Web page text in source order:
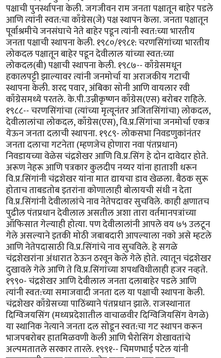
पक्षाची पुनर्स्थापना केली. जगजीवन राम जनता पक्षातून बाहेर पडले
आणि त्यांनी स्वत:चा काँग्रेस(जे) पक्ष स्थापन केला. जनता पक्षातून
पूर्वाश्रमीचे जनसंघाचे नेते बाहेर पडून त्यांनी स्वत:च्या भारतीय
जनता पक्षाची स्थापना केली. १९८०/१९८१: चरणसिंगांच्या भारतीय
लोकदल पक्षातून बाहेर पडून देवीलाल यांच्या स्वत:च्या
लोकदल(बी) पक्षाची स्थापना केली. १९८७-- काँग्रेसमधून
हकालपट्टी झाल्यावर त्यांनी जनमोर्चा या अराजकीय गटाची
स्थापना केली. शरद पवार, अंबिका सोनी आणि वायलार रवी
काँग्रेसमध्ये परतले. के.पी.उन्नीकृष्णन काँग्रेस(एस) बरोबर राहिले.
१९८८-- चरणसिंगांचा (त्यांच्या मृत्यूनंतर अजितसिंगांचा) लोकदल,
देवीलालांचा लोकदल, काँग्रेस(एस), वि.प्र.सिंगांचा जनमोर्चा एकत्र
येऊन जनता दलाची स्थापना. १९८९- लोकसभा निवडणुकांनंतर
जनता दलाचा गटनेता (म्हणजेच होणारा नवा पंतप्रधान)
निवडायच्या वेळेस चंद्रशेखर आणि वि.प्र.सिंग हे दोन दावेदार होते.
अरूण नेहरू आणि पत्रकार कुलदीप नय्यर यांना हाताशी धरून
वि.प्र.सिंगांनी चंद्रशेखर यांना मात द्यायचा डाव खेळला. बैठक सुरू
होताच ताबडतोब इतरांना कोणालाही बोलायची संधी न देता
वि.प्र.सिंगांनी देवीलालांचे नाव नेतेपदावर सुचविले. काही क्षणातच
पुढील पंतप्रधान देवीलाल असतील अशा तारा वर्तमानपत्रांच्या
ऑफिसात गेल्याही होत्या. पण देवीलालांनी आपले वय ७५ उलटून
गेले असल्याने इतकी मोठी जबाबदारी आपल्याला नको असे म्हटले
आणि नेतेपदासाठी वि.प्र.सिंगांचे नाव सुचविले. हे सगळे
चंद्रशेखरांना अंधारात ठेऊन ठरवून केले गेले होते. त्यातून चंद्रशेखर
दुखावले गेले आणि ते वि.प्र.सिंगांच्या शपथविधीलाही हजर नव्हते.
१९९०- चंद्रशेखर आणि देवीलाल जनता दलाबाहेर पडले आणि
त्यांनी स्वत:च्या समाजवादी जनता दल या पक्षाची स्थापना केली.
चंद्रशेखर काँग्रेसच्या पाठिंब्याने पंतप्रधान झाले. राजस्थानात
दिग्विजयसिंग (मध्यप्रदेशातील वाचाळवीर दिग्विजियसिंग वेगळे)
या स्थानिक नेत्याने जनता दल सोडून स्वत:चा गट स्थापन करून
भाजपबरोबर हातमिळवणी केली आणि भैरोसिंग शेखावतांचे
अल्पमतातले सरकार तारले. १९९१-- चिमणभाई पटेल यांनी